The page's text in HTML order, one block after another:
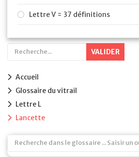
Lettre V = 37 définitions
VALIDER
Accueil
Glossaire du vitrail
Lettre L
Lancette